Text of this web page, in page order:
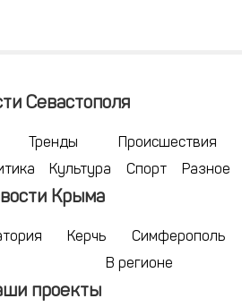
Севастополя
Тренды
Происшествия
Культура Спорт Разное
Крыма
Керчь
Симферополь
В регионе
проекты